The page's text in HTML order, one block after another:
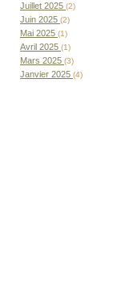
Juillet 2025 (2)
Juin 2025 (2)
Mai 2025 (1)
Avril 2025 (1)
Mars 2025 (3)
Janvier 2025 (4)